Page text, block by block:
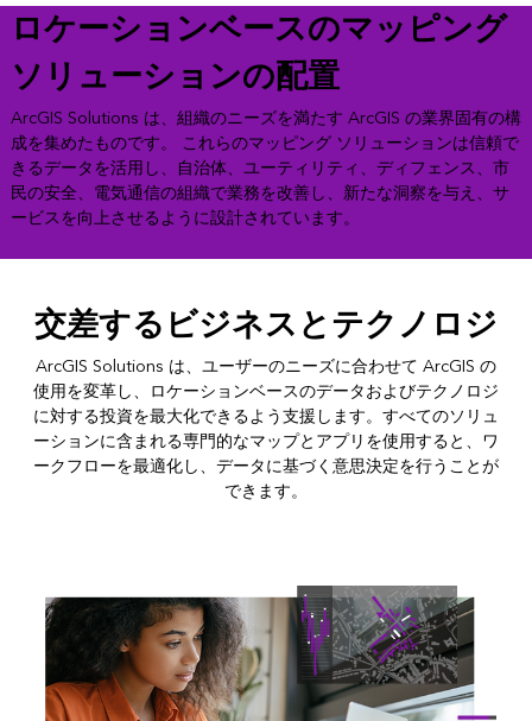
ロケーションベースのマッピング
ソリューションの配置
ArcGIS Solutions は、組織のニーズを満たす ArcGIS の業界固有の構
成を集めたものです。 これらのマッピング ソリューションは信頼で
きるデータを活用し、自治体、ユーティリティ、ディフェンス、市
民の安全、電気通信の組織で業務を改善し、新たな洞察を与え、サ
ービスを向上させるように設計されています。
交差するビジネスとテクノロジ
ArcGIS Solutions は、ユーザーのニーズに合わせて ArcGIS の
使用を変革し、ロケーションベースのデータおよびテクノロジ
に対する投資を最大化できるよう支援します。すべてのソリュ
ーションに含まれる専門的なマップとアプリを使用すると、ワ
ークフローを最適化し、データに基づく意思決定を行うことが
できます。